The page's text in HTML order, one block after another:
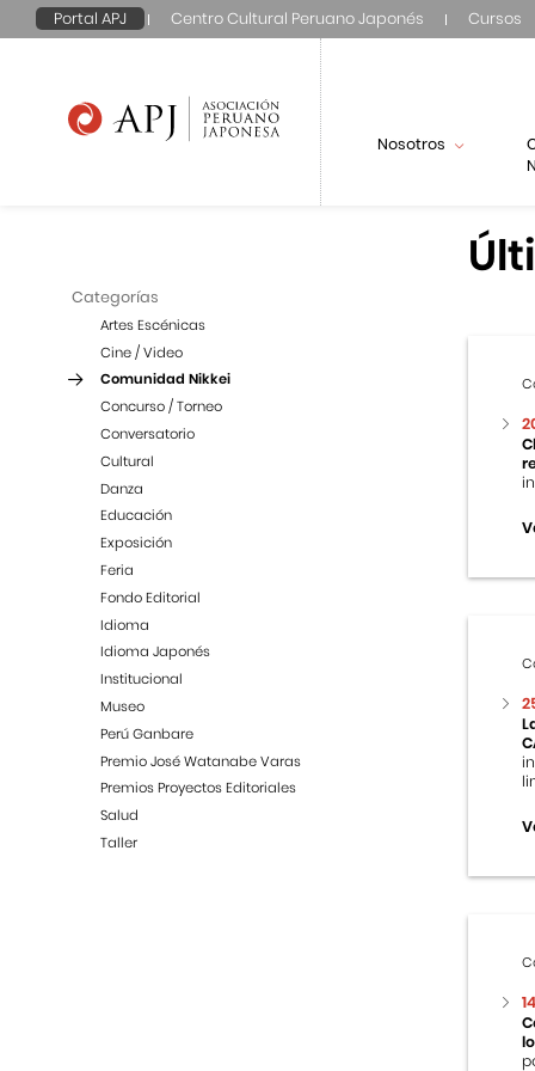
Portal APJ Centro Cultural Peruano Japonés Cursos
Nosotros
Categorías
Artes Escénicas
Cine / Video
Comunidad Nikkei
Concurso / Torneo
Conversatorio
Cultural
Danza
Educación
Exposición
Feria
Fondo Editorial
Idioma
Idioma Japonés
Institucional
Museo
Perú Ganbare
Premio José Watanabe Varas
Premios Proyectos Editoriales
Salud
Taller